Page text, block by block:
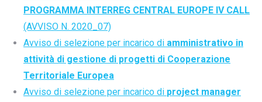
PROGRAMMA INTERREG CENTRAL EUROPE IV CALL
(AVVISO N. 2020_07)
Avviso di selezione per incarico di amministrativo in
attività di gestione di progetti di Cooperazione
Territoriale Europea
Avviso di selezione per incarico di project manager